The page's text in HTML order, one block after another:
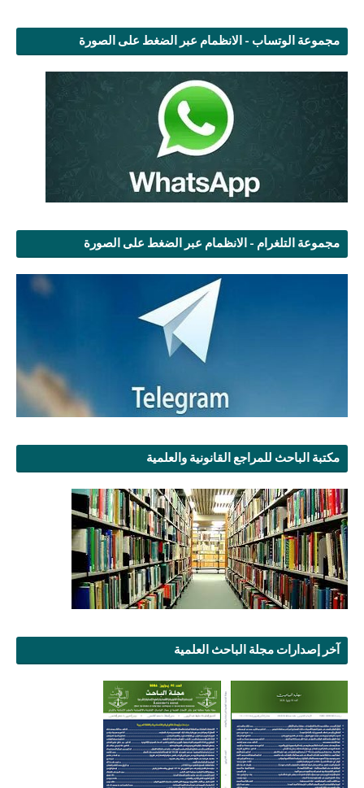
مجموعة الوتساب - الانظمام عبر الضغط على الصورة
مجموعة التلغرام - الانظمام عبر الضغط على الصورة
مكتبة الباحث للمراجع القانونية والعلمية
آخر إصدارات مجلة الباحث العلمية